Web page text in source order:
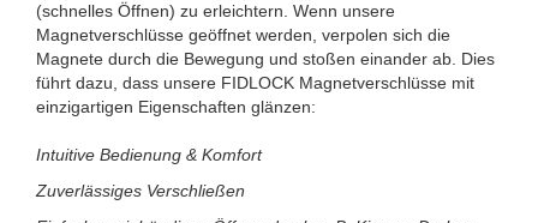
(schnelles Öffnen) zu erleichtern. Wenn unsere
Magnetverschlüsse geöffnet werden, verpolen sich die
Magnete durch die Bewegung und stoßen einander ab. Dies
führt dazu, dass unsere FIDLOCK Magnetverschlüsse mit
einzigartigen Eigenschaften glänzen:
Intuitive Bedienung & Komfort
Zuverlässiges Verschließen